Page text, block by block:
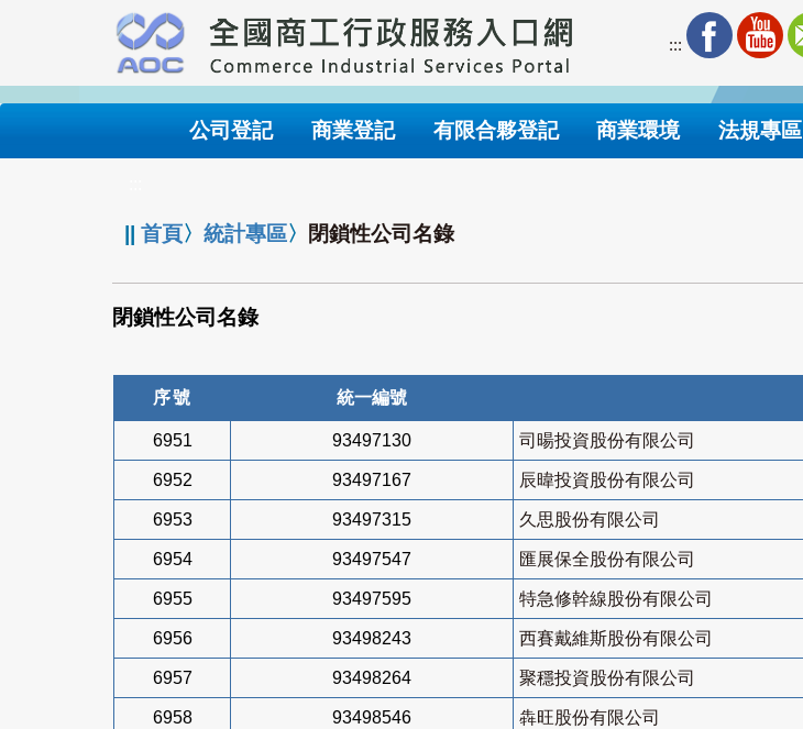
要
內
:::
公司登記 商業登記 有限合夥登記 商業環境 法規專區
||首頁〉統計專區〉 閉鎖性公司名錄
閉鎖性公司名錄
序號 統一編號
6951 93497130 司暘投資股份有限公司
6952 93497167 辰暐投資股份有限公司
6953 93497315 久思股份有限公司
6954 93497547 匯展保全股份有限公司
6955 93497595 特急修幹線股份有限公司
6956 93498243 西賽戴維斯股份有限公司
6957 93498264 聚穩投資股份有限公司
6958 93498546 犇旺股份有限公司